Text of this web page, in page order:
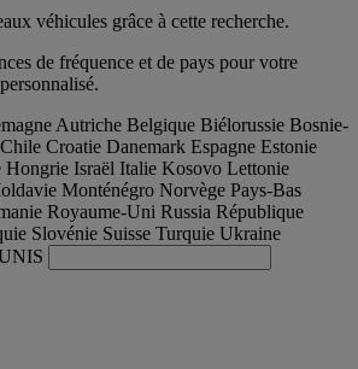
véhicules grâce à cette recherche.
de fréquence et de pays pour votre
Autriche Belgique Biélorussie Bosnie-
Chile Croatie Danemark Espagne Estonie
Hongrie Israël Italie Kosovo Lettonie
Monténégro Norvège Pays-Bas
Royaume-Uni Russia République
Slovénie Suisse Turquie Ukraine